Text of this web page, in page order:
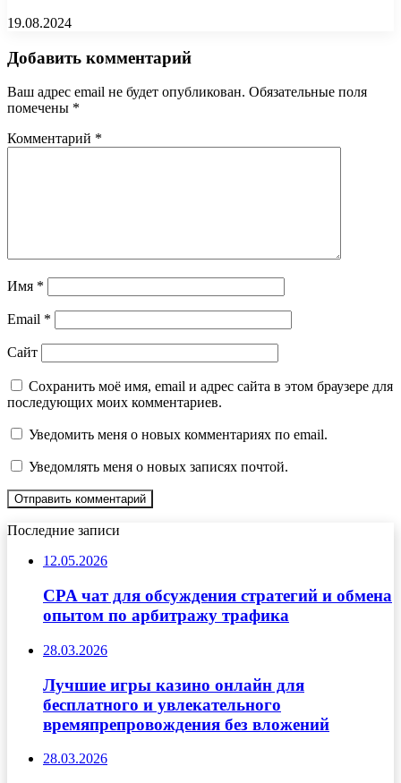
19.08.2024
Добавить комментарий
Ваш адрес email не будет опубликован. Обязательные поля
помечены *
Комментарий *
Имя *
Email *
Сайт
Сохранить моё имя, email и адрес сайта в этом браузере для
последующих моих комментариев.
Уведомить меня о новых комментариях по email.
Уведомлять меня о новых записях почтой.
Последние записи
12.05.2026
CPA чат для обсуждения стратегий и обмена
опытом по арбитражу трафика
28.03.2026
Лучшие игры казино онлайн для
бесплатного и увлекательного
времяпрепровождения без вложений
28.03.2026